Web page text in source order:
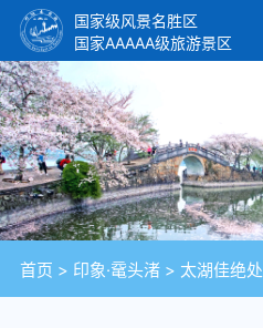
国家级风景名胜区
国家AAAAA级旅游景区
首页 > 印象·鼋头渚> 太湖佳绝处